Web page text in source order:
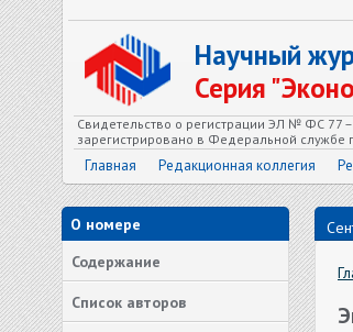
Научный
Серия
Свидетельство о регистрации ЭЛ № ФС 77
зарегистрировано в Федеральной службе
Главная Редакционная коллегия
О номере
Содержание
Список авторов